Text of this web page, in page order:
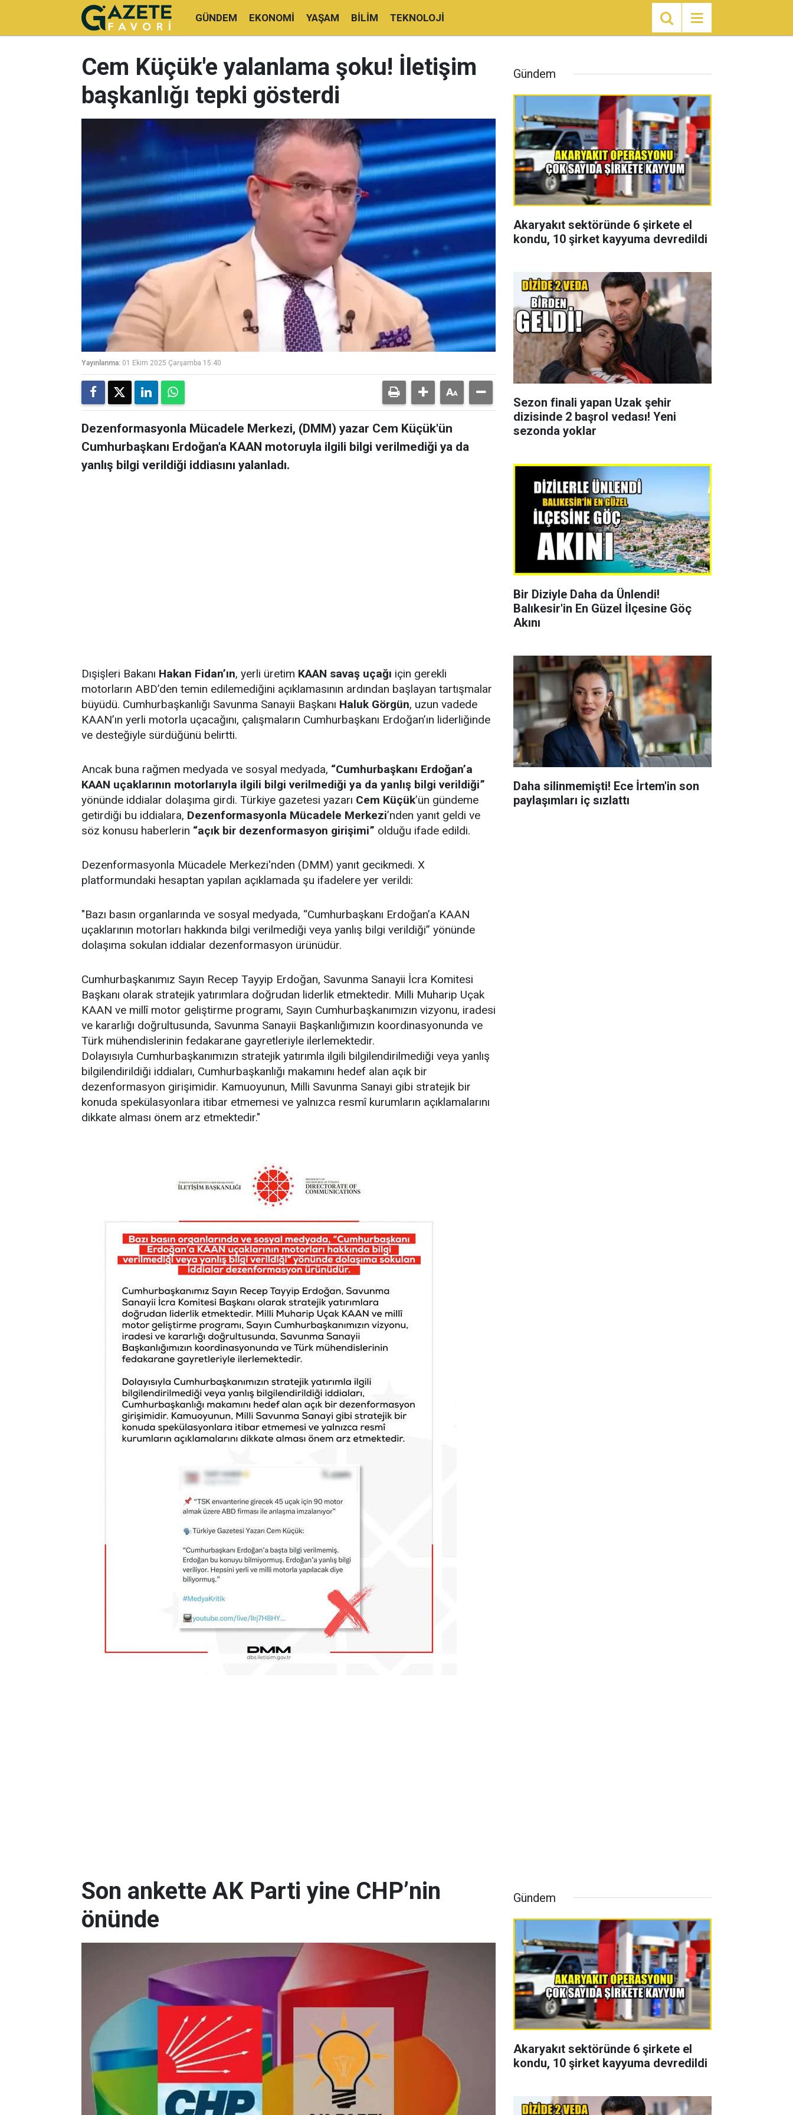
GÜNDEM EKONOMI YAŞAM BILIM TEKNOLOJI
Cem Küçük'e yalanlama şoku! İletişim
başkanlığı tepki gösterdi
Yayınlanma: 01 Ekim 2025 Çarşamba 15:40
Dezenformasyonla Mücadele Merkezi, (DMM) yazar Cem Küçük'ün
Cumhurbaşkanı Erdoğan'a KAAN motoruyla ilgili bilgi verilmediği ya da
yanlış bilgi verildiği iddiasını yalanladı.
Dışişleri Bakanı Hakan Fidan’ın, yerli üretim KAAN savaş uçağı için gerekli
motorların ABD’den temin edilemediğini açıklamasının ardından başlayan tartışmalar
büyüdü. Cumhurbaşkanlığı Savunma Sanayii Başkanı Haluk Görgün, uzun vadede
KAAN’ın yerli motorla uçacağını, çalışmaların Cumhurbaşkanı Erdoğan’ın liderliğinde
ve desteğiyle sürdüğünü belirtti.
Ancak buna rağmen medyada ve sosyal medyada, “Cumhurbaşkanı Erdoğan’a
KAAN uçaklarının motorlarıyla ilgili bilgi verilmediği ya da yanlış bilgi verildiği”
yönünde iddialar dolaşıma girdi. Türkiye gazetesi yazarı Cem Küçük’ün gündeme
getirdiği bu iddialara, Dezenformasyonla Mücadele Merkezi’nden yanıt geldi ve
söz konusu haberlerin “açık bir dezenformasyon girişimi” olduğu ifade edildi.
Dezenformasyonla Mücadele Merkezi'nden (DMM) yanıt gecikmedi. X
platformundaki hesaptan yapılan açıklamada şu ifadelere yer verildi:
"Bazı basın organlarında ve sosyal medyada, “Cumhurbaşkanı Erdoğan’a KAAN
uçaklarının motorları hakkında bilgi verilmediği veya yanlış bilgi verildiği” yönünde
dolaşıma sokulan iddialar dezenformasyon ürünüdür.
Cumhurbaşkanımız Sayın Recep Tayyip Erdoğan, Savunma Sanayii İcra Komitesi
Başkanı olarak stratejik yatırımlara doğrudan liderlik etmektedir. Milli Muharip Uçak
KAAN ve millî motor geliştirme programı, Sayın Cumhurbaşkanımızın vizyonu, iradesi
ve kararlığı doğrultusunda, Savunma Sanayii Başkanlığımızın koordinasyonunda ve
Türk mühendislerinin fedakarane gayretleriyle ilerlemektedir.
Dolayısıyla Cumhurbaşkanımızın stratejik yatırımla ilgili bilgilendirilmediği veya yanlış
bilgilendirildiği iddiaları, Cumhurbaşkanlığı makamını hedef alan açık bir
dezenformasyon girişimidir. Kamuoyunun, Milli Savunma Sanayi gibi stratejik bir
konuda spekülasyonlara itibar etmemesi ve yalnızca resmî kurumların açıklamalarını
dikkate alması önem arz etmektedir."
Gündem
Akaryakıt sektöründe 6 şirkete el
kondu, 10 şirket kayyuma devredildi
Sezon finali yapan Uzak şehir
dizisinde 2 başrol vedası! Yeni
sezonda yoklar
Bir Diziyle Daha da Ünlendi!
Balıkesir'in En Güzel İlçesine Göç
Akını
Daha silinmemişti! Ece İrtem'in son
paylaşımları iç sızlattı
Son ankette AK Parti yine CHP’nin
önünde
Gündem
Akaryakıt sektöründe 6 şirkete el
kondu, 10 şirket kayyuma devredildi